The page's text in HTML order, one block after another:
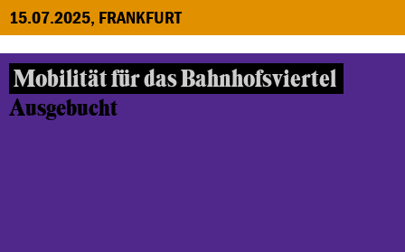
15.07.2025, FRANKFURT
Mobilität für das Bahnhofsviertel
Ausgebucht